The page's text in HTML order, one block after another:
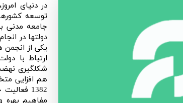
در دنیای
توسعه
جامعه مدنی
دولتها در
یکی از انجمن
ارتباط با
شکلگیری
هم افزایی
1382
مفاهیم بهره